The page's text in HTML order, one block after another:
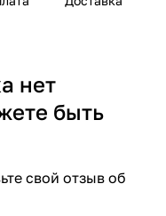
нет
быть
свой отзыв об